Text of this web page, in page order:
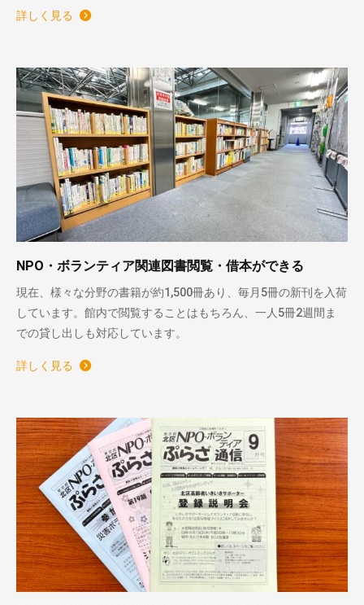
詳しく見る
NPO・ボランティア関連図書閲覧・借本ができる
現在、様々な分野の書籍が約1,500冊あり、毎月5冊の新刊を入荷
しています。館内で閲覧することはもちろん、一人5冊2週間ま
での貸し出しも対応しています。
詳しく見る